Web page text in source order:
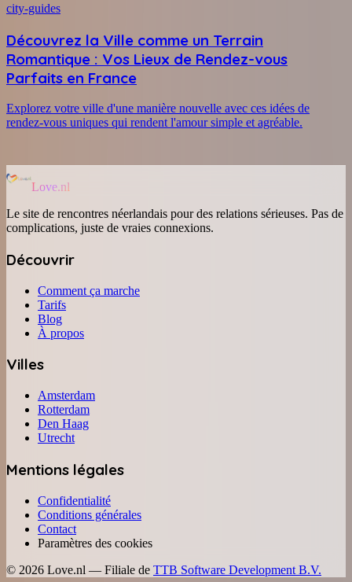
city-guides
Découvrez la Ville comme un Terrain
Romantique : Vos Lieux de Rendez-vous
Parfaits en France
Explorez votre ville d'une manière nouvelle avec ces idées de
rendez-vous uniques qui rendent l'amour simple et agréable.
Love.nl
Le site de rencontres néerlandais pour des relations sérieuses. Pas de
complications, juste de vraies connexions.
Découvrir
Comment ça marche
Tarifs
Blog
À propos
Villes
Amsterdam
Rotterdam
Den Haag
Utrecht
Mentions légales
Confidentialité
Conditions générales
Contact
Paramètres des cookies
© 2026 Love.nl — Filiale de TTB Software Development B.V.